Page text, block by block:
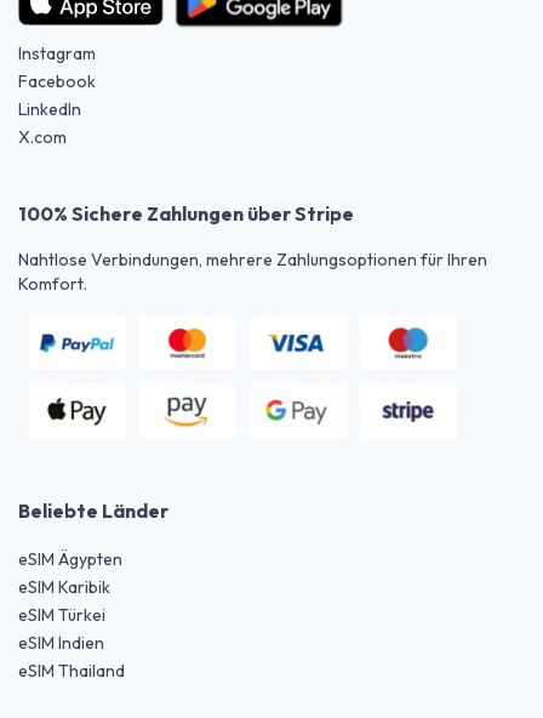
Instagram
Facebook
LinkedIn
X.com
100% Sichere Zahlungen über Stripe
Nahtlose Verbindungen, mehrere Zahlungsoptionen für Ihren
Komfort.
Beliebte Länder
eSIM Ägypten
eSIM Karibik
eSIM Türkei
eSIM Indien
eSIM Thailand